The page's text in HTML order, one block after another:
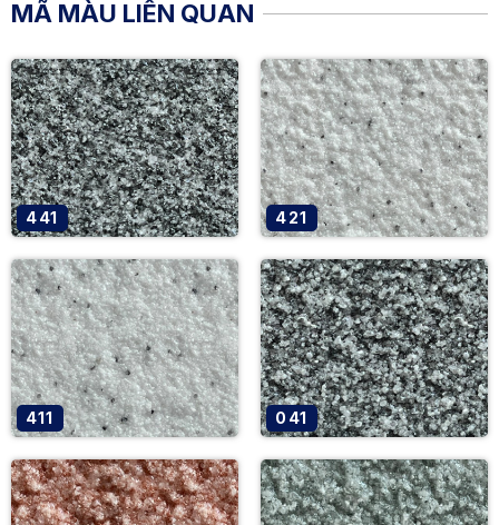
MÃ MÀU LIÊN QUAN
441 421
411 041